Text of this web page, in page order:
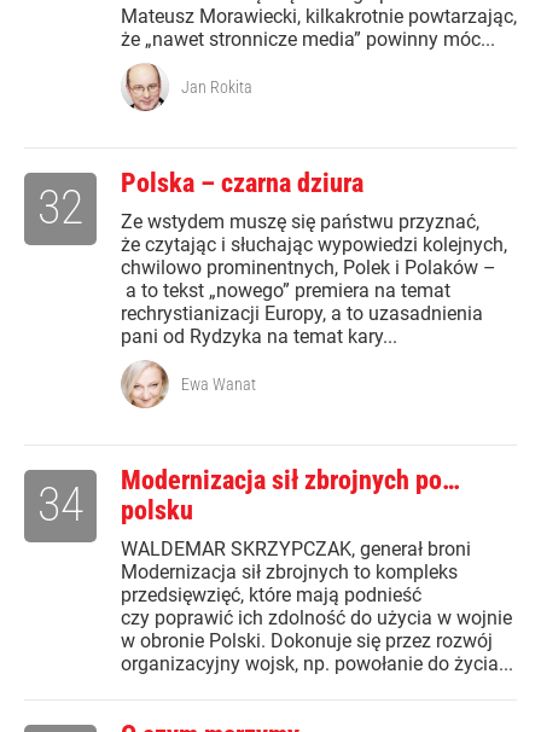
Mateusz Morawiecki, kilkakrotnie powtarzając,
że „nawet stronnicze media” powinny móc...
Jan Rokita
Polska – czarna dziura
Ze wstydem muszę się państwu przyznać,
że czytając i słuchając wypowiedzi kolejnych,
chwilowo prominentnych, Polek i Polaków –
a to tekst „nowego” premiera na temat
rechrystianizacji Europy, a to uzasadnienia
pani od Rydzyka na temat kary...
32
Ewa Wanat
Modernizacja sił zbrojnych po…
polsku
WALDEMAR SKRZYPCZAK, generał broni
Modernizacja sił zbrojnych to kompleks
przedsięwzięć, które mają podnieść
czy poprawić ich zdolność do użycia w wojnie
w obronie Polski. Dokonuje się przez rozwój
organizacyjny wojsk, np. powołanie do życia...
34